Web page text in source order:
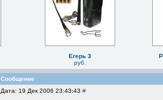
Егерь 3
руб.
Сообщение
Дата: 19 Дек 2006 23:43:43 #